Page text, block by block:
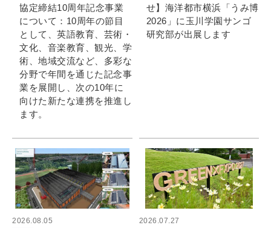
協定締結10周年記念事業
について：10周年の節目
として、英語教育、芸術・
文化、音楽教育、観光、学
術、地域交流など、多彩な
分野で年間を通じた記念事
業を展開し、次の10年に
向けた新たな連携を推進し
ます。
せ】海洋都市横浜「うみ博
2026」に玉川学園サンゴ
研究部が出展します
2026.08.05
2026.07.27